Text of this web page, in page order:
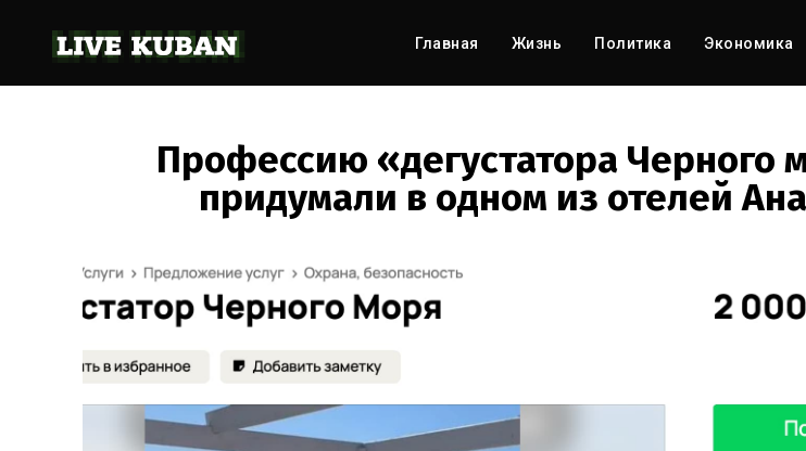
Главная Жизнь Политика Экономика
Профессию «дегустатора Черного
придумали в одном из отелей